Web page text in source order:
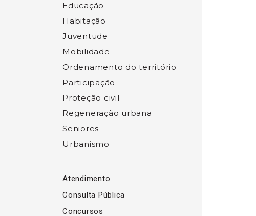
Educação
Habitação
Juventude
Mobilidade
Ordenamento do território
Participação
Proteção civil
Regeneração urbana
Seniores
Urbanismo
Atendimento
Consulta Pública
Concursos